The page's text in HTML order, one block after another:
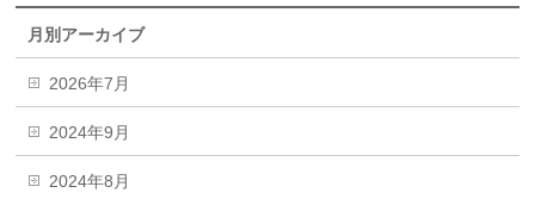
月別アーカイブ
2026年7月
2024年9月
2024年8月